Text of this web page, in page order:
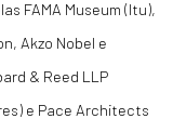
FAMA Museum (Itu),
Akzo Nobel e
& Reed LLP
e Pace Architects